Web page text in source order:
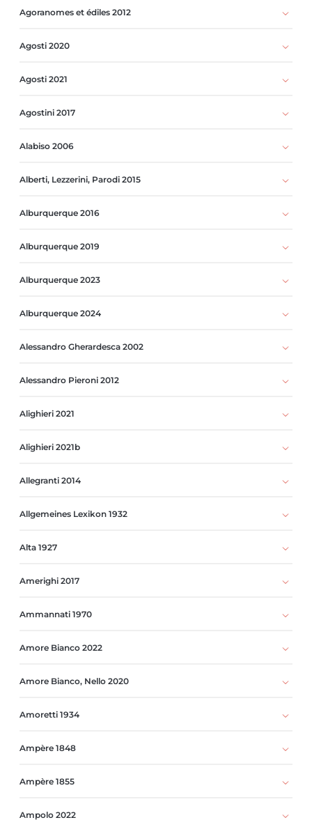
Agoranomes et édiles 2012
Agosti 2020
Agosti 2021
Agostini 2017
Alabiso 2006
Alberti, Lezzerini, Parodi 2015
Alburquerque 2016
Alburquerque 2019
Alburquerque 2023
Alburquerque 2024
Alessandro Gherardesca 2002
Alessandro Pieroni 2012
Alighieri 2021
Alighieri 2021b
Allegranti 2014
Allgemeines Lexikon 1932
Alta 1927
Amerighi 2017
Ammannati 1970
Amore Bianco 2022
Amore Bianco, Nello 2020
Amoretti 1934
Ampère 1848
Ampère 1855
Ampolo 2022